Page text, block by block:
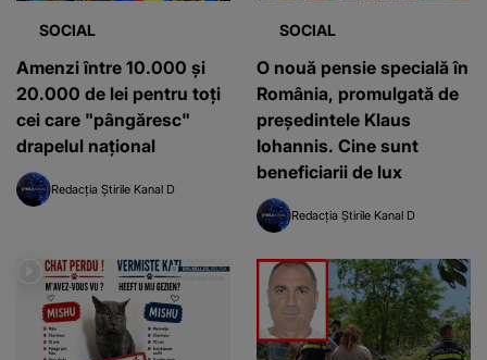
SOCIAL
Amenzi între 10.000 și
20.000 de lei pentru toți
cei care "pângăresc"
drapelul național
Redacția Știrile Kanal D
SOCIAL
O nouă pensie specială în
România, promulgată de
președintele Klaus
Iohannis. Cine sunt
beneficiarii de lux
Redacția Știrile Kanal D